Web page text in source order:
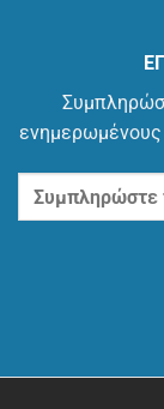
ενημερωμένους